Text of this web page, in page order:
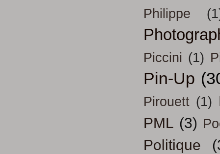
Philippe
Piccini (1)
Pin-Up
Pirouett (1)
PML (3)
Politique